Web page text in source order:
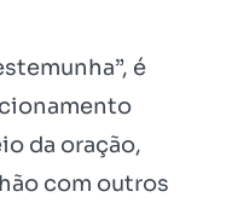
é
da oração,
com outros